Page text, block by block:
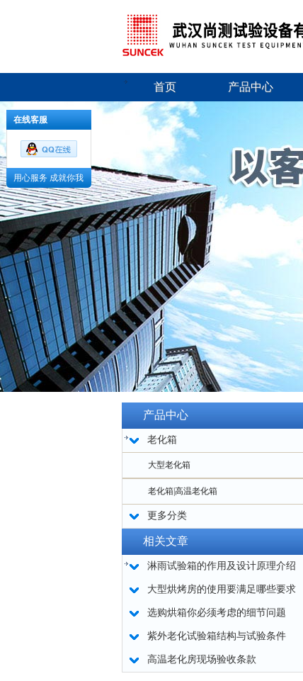
首页 产品中心
产品中心
老化箱
大型老化箱
老化箱|高温老化箱
更多分类
相关文章
淋雨试验箱的作用及设计原理介绍
大型烘烤房的使用要满足哪些要求
选购烘箱你必须考虑的细节问题
紫外老化试验箱结构与试验条件
高温老化房现场验收条款
在线客服
用心服务 成就你我